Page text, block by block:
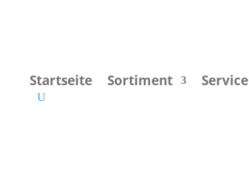
Startseite Sortiment Service